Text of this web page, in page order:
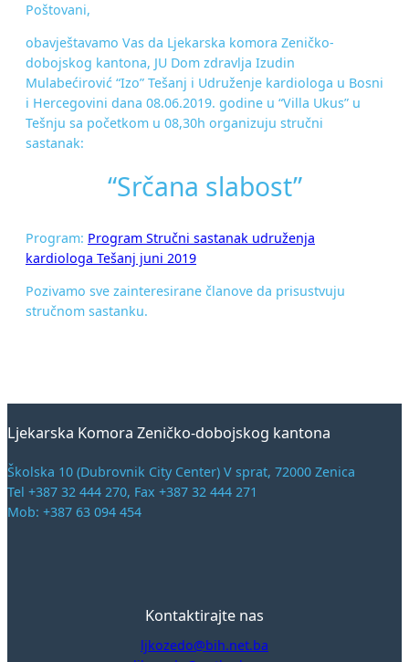
Poštovani,
obavještavamo Vas da Ljekarska komora Zeničko-
dobojskog kantona, JU Dom zdravlja Izudin
Mulabećirović “Izo” Tešanj i Udruženje kardiologa u Bosni
i Hercegovini dana 08.06.2019. godine u “Villa Ukus” u
Tešnju sa početkom u 08,30h organizuju stručni
sastanak:
“Srčana slabost”
Program: Program Stručni sastanak udruženja
kardiologa Tešanj juni 2019
Pozivamo sve zainteresirane članove da prisustvuju
stručnom sastanku.
Ljekarska Komora Zeničko-dobojskog kantona
Školska 10 (Dubrovnik City Center) V sprat, 72000 Zenica
Tel +387 32 444 270, Fax +387 32 444 271
Mob: +387 63 094 454
Kontaktirajte nas
ljkozedo@bih.net.ba